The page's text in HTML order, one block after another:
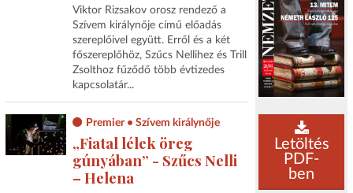
Letöltés
PDF-
ben
Viktor Rizsakov orosz rendező a
Szívem királynője című előadás
szereplőivel együtt. Erről és a két
főszereplőhöz, Szűcs Nellihez és Trill
Zsolthoz fűződő több évtizedes
kapcsolatár...
Premier • Szívem királynője
„Fiatal lélek öreg
gúnyában” - Szűcs Nelli
– Helena